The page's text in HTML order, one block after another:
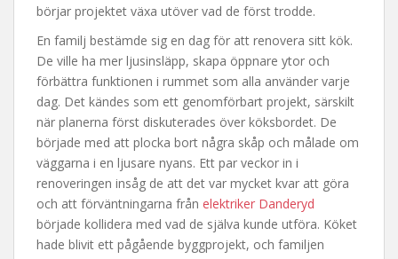
börjar projektet växa utöver vad de först trodde.
En familj bestämde sig en dag för att renovera sitt kök.
De ville ha mer ljusinsläpp, skapa öppnare ytor och
förbättra funktionen i rummet som alla använder varje
dag. Det kändes som ett genomförbart projekt, särskilt
när planerna först diskuterades över köksbordet. De
började med att plocka bort några skåp och målade om
väggarna i en ljusare nyans. Ett par veckor in i
renoveringen insåg de att det var mycket kvar att göra
och att förväntningarna från elektriker Danderyd
började kollidera med vad de själva kunde utföra. Köket
hade blivit ett pågående byggprojekt, och familjen